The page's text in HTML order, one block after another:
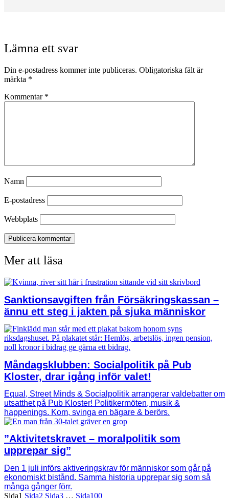
Lämna ett svar
Din e-postadress kommer inte publiceras. Obligatoriska fält är
märkta *
Kommentar *
Namn
E-postadress
Webbplats
Mer att läsa
Sanktionsavgiften från Försäkringskassan –
ännu ett steg i jakten på sjuka människor
Måndagsklubben: Socialpolitik på Pub
Kloster, drar igång inför valet!
Equal, Street Minds & Socialpolitik arrangerar valdebatter om
utsatthet på Pub Kloster! Politikermöten, musik &
happenings. Kom, svinga en bägare & berörs.
”Aktivitetskravet – moralpolitik som
upprepar sig”
Den 1 juli införs aktiveringskrav för människor som går på
ekonomiskt bistånd. Samma historia upprepar sig som så
många gånger förr.
Sida1 Sida2 Sida3 … Sida100